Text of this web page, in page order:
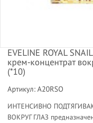
EVELINE ROYAL
крем-концентрат
(*10)
Артикул: A20RSO
ИНТЕНСИВНО
ВОКРУГ ГЛАЗ